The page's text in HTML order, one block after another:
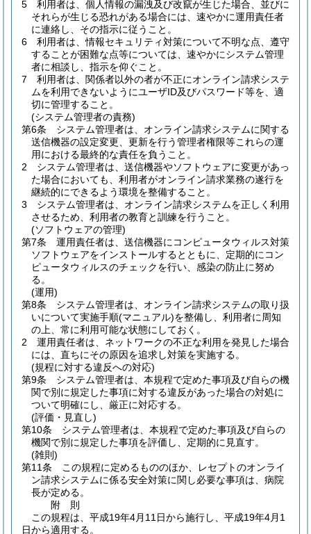
5
利用者は、個人情報の漏洩及び改竄が生じた場合、並びに
それらが生じる恐れがある場合には、速やかに運用責任者
に連絡し、その指示に従うこと。
6
利用者は、情報セキュリティ対策について不明な点、遵守
することが困難な点等については、速やかにシステム管理
者に相談し、指示を仰ぐこと。
7
利用者は、関係者以外の者が不正にオンライン請求システ
ムを利用できないようにユーザID及びパスワード等を、適
切に管理すること。
(システム管理者の責務)
第6条
システム管理者は、オンライン請求システムに関する
送信機器の設定変更、更新を行う管理者権限等これらの運
用における最終的な責任を負うこと。
2
システム管理者は、送信機器やソフトウェアに変更があっ
た場合においても、利用者がオンライン請求業務の遂行を
継続的にできるよう環境を整備すること。
3
システム管理者は、オンライン請求システムを正しく利用
させるため、利用者の教育と訓練を行うこと。
(ソフトウェアの管理)
第7条
運用責任者は、送信機器にコンピュータウィルス対策
ソフトウェアをインストールするとともに、定期的にコン
ピュータウィルスのチェックを行い、感染の防止に努め
る。
(運用)
第8条
システム管理者は、オンライン請求システムの取り扱
いについて実施手順(マニュアル)を整備し、利用者に周知
の上、常に利用可能な状態にしておく。
2
運用責任者は、ネットワークの不正な利用を発見した場合
には、直ちにその原因を追求し対策を実施する。
(規程に対する違反への対応)
第9条
システム管理者は、本規程で定めた事項及び自らの機
関で別に規定した事項に対する違反があった場合の対処に
ついて明確にし、厳正に対応する。
(評価・見直し)
第10条
システム管理者は、本規程で定めた事項及び自らの
機関で別に規定した事項を評価し、定期的に見直す。
(雑則)
第11条
この規程に定めるもののほか、レセプトのオンライ
ン請求システムに係る安全対策に関し必要な事項は、病院
長が定める。
附 則
この規程は、平成19年4月11日から施行し、平成19年4月1
日から適用する。